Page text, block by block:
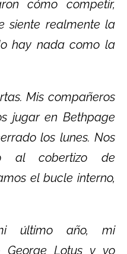
cómo competir,
siente realmente la
hay nada como la
Mis compañeros
jugar en Bethpage
los lunes. Nos
al cobertizo de
el bucle interno,
último año, mi
George Lotus y yo